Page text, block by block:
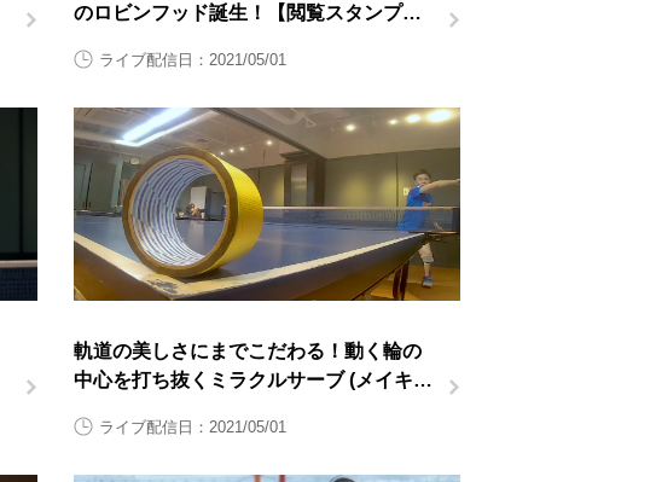
のロビンフッド誕生！【閲覧スタンプ非
ライブ配信日：2021/05/01
軌道の美しさにまでこだわる！動く輪の
中心を打ち抜くミラクルサーブ (メイキン
ライブ配信日：2021/05/01